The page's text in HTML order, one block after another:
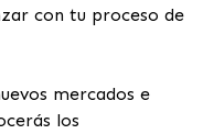
con tu proceso de
mercados e
los